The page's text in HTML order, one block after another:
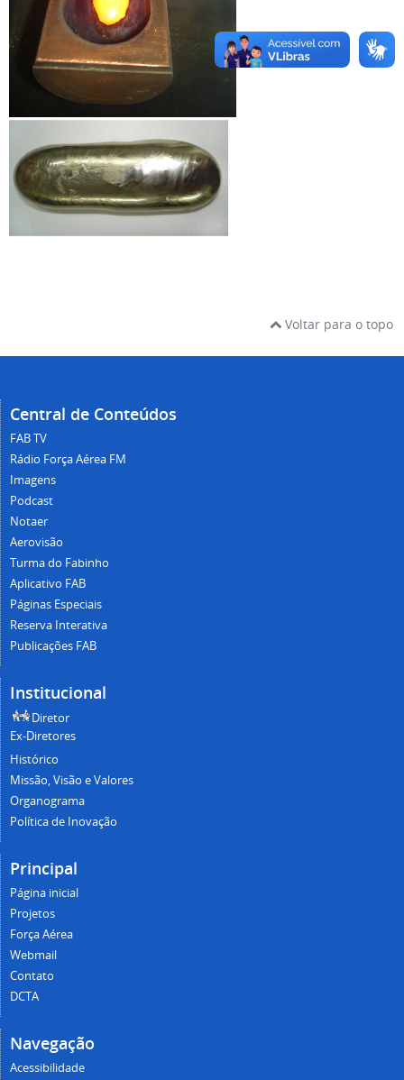
Voltar para o topo
Central de Conteúdos
FAB TV
Rádio Força Aérea FM
Imagens
Podcast
Notaer
Aerovisão
Turma do Fabinho
Aplicativo FAB
Páginas Especiais
Reserva Interativa
Publicações FAB
Institucional
Diretor
Ex-Diretores
Histórico
Missão, Visão e Valores
Organograma
Política de Inovação
Principal
Página inicial
Projetos
Força Aérea
Webmail
Contato
DCTA
Navegação
Acessibilidade